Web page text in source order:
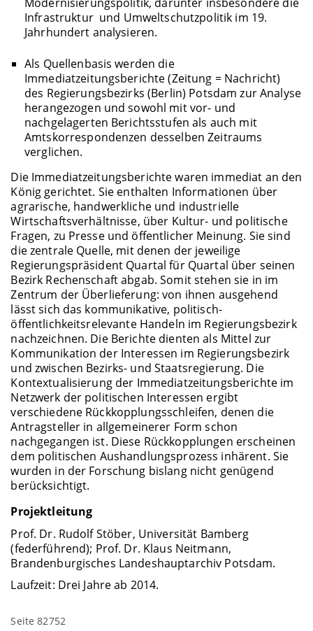
Modernisierungspolitik, darunter insbesondere die
Infrastruktur und Umweltschutzpolitik im 19.
Jahrhundert analysieren.
Als Quellenbasis werden die
Immediatzeitungsberichte (Zeitung = Nachricht)
des Regierungsbezirks (Berlin) Potsdam zur Analyse
herangezogen und sowohl mit vor- und
nachgelagerten Berichtsstufen als auch mit
Amtskorrespondenzen desselben Zeitraums
verglichen.
Die Immediatzeitungsberichte waren immediat an den
König gerichtet. Sie enthalten Informationen über
agrarische, handwerkliche und industrielle
Wirtschaftsverhältnisse, über Kultur- und politische
Fragen, zu Presse und öffentlicher Meinung. Sie sind
die zentrale Quelle, mit denen der jeweilige
Regierungspräsident Quartal für Quartal über seinen
Bezirk Rechenschaft abgab. Somit stehen sie in im
Zentrum der Überlieferung: von ihnen ausgehend
lässt sich das kommunikative, politisch-
öffentlichkeitsrelevante Handeln im Regierungsbezirk
nachzeichnen. Die Berichte dienten als Mittel zur
Kommunikation der Interessen im Regierungsbezirk
und zwischen Bezirks- und Staatsregierung. Die
Kontextualisierung der Immediatzeitungsberichte im
Netzwerk der politischen Interessen ergibt
verschiedene Rückkopplungsschleifen, denen die
Antragsteller in allgemeinerer Form schon
nachgegangen ist. Diese Rückkopplungen erscheinen
dem politischen Aushandlungsprozess inhärent. Sie
wurden in der Forschung bislang nicht genügend
berücksichtigt.
Projektleitung
Prof. Dr. Rudolf Stöber, Universität Bamberg
(federführend); Prof. Dr. Klaus Neitmann,
Brandenburgisches Landeshauptarchiv Potsdam.
Laufzeit: Drei Jahre ab 2014.
Seite 82752